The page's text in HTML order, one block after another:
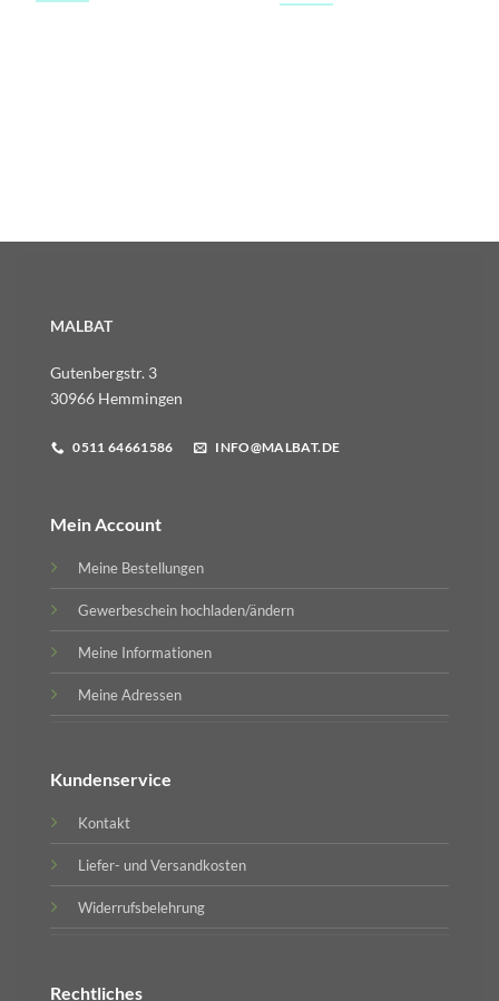
MALBAT
Gutenbergstr. 3
30966 Hemmingen
0511 64661586 INFO@MALBAT.DE
Mein Account
Meine Bestellungen
Gewerbeschein hochladen/ändern
Meine Informationen
Meine Adressen
Kundenservice
Kontakt
Liefer- und Versandkosten
Widerrufsbelehrung
Rechtliches